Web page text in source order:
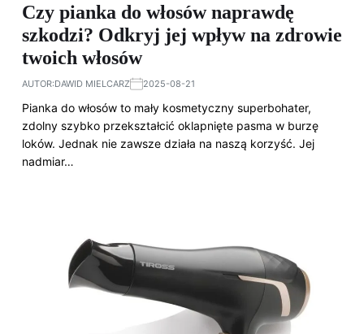
Czy pianka do włosów naprawdę
szkodzi? Odkryj jej wpływ na zdrowie
twoich włosów
AUTOR:DAWID MIELCARZ 2025-08-21
Pianka do włosów to mały kosmetyczny superbohater,
zdolny szybko przekształcić oklapnięte pasma w burzę
loków. Jednak nie zawsze działa na naszą korzyść. Jej
nadmiar…